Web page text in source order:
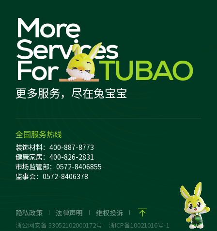
更多服务，尽在兔宝宝
More
Services
For TUBAO
浙公网安备 33052102000172号 浙ICP备10021016号-1
全国服务热线
装饰材料：400-887-8773
健康家居：400-826-2831
市场监管部：0572-8406855
监事会：0572-8406378
隐私政策 法律声明 维权投诉